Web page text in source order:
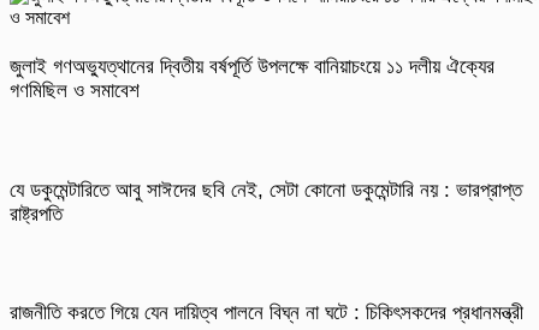
জুলাই গণঅভ্যুত্থানের দ্বিতীয় বর্ষপূর্তি উপলক্ষে বানিয়াচংয়ে ১১ দলীয় ঐক্যের
গণমিছিল ও সমাবেশ
যে ডকুমেন্টারিতে আবু সাঈদের ছবি নেই, সেটা কোনো ডকুমেন্টারি নয় : ভারপ্রাপ্ত
রাষ্ট্রপতি
রাজনীতি করতে গিয়ে যেন দায়িত্ব পালনে বিঘ্ন না ঘটে : চিকিৎসকদের প্রধানমন্ত্রী